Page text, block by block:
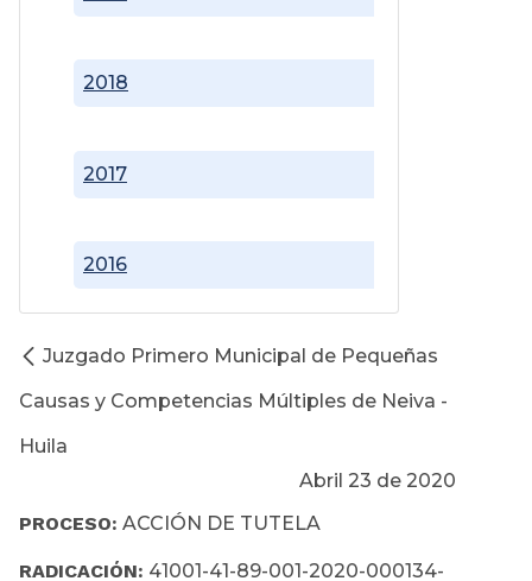
2016
2017
2018
Juzgado Primero Municipal de Pequeñas
Causas y Competencias Múltiples de Neiva -
Huila
Abril 23 de 2020
PROCESO: ACCIÓN DE TUTELA
RADICACIÓN: 41001-41-89-001-2020-000134-